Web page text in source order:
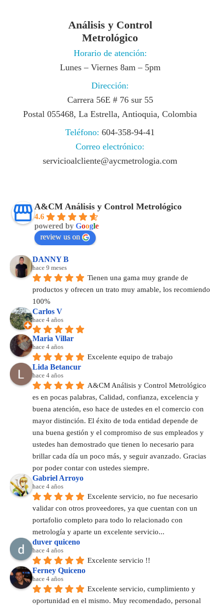
Análisis y Control
Metrológico
Horario de atención:
Lunes – Viernes 8am – 5pm
Dirección:
Carrera 56E # 76 sur 55
Postal 055468, La Estrella, Antioquia, Colombia
Teléfono: 604-358-94-41
Correo electrónico:
servicioalcliente@aycmetrologia.com
A&CM Análisis y Control Metrológico
4.6
powered by Google
review us on
DANNY B
hace 9 meses
Tienen una gama muy grande de
productos y ofrecen un trato muy amable, los recomiendo
100%
Carlos V
hace 4 años
Maria Villar
hace 4 años
Excelente equipo de trabajo
Lida Betancur
hace 4 años
A&CM Análisis y Control Metrológico
es en pocas palabras, Calidad, confianza, excelencia y
buena atención, eso hace de ustedes en el comercio con
mayor distinción. El éxito de toda entidad depende de
una buena gestión y el compromiso de sus empleados y
ustedes han demostrado que tienen lo necesario para
brillar cada día un poco más, y seguir avanzado. Gracias
por poder contar con ustedes siempre.
Gabriel Arroyo
hace 4 años
Excelente servicio, no fue necesario
validar con otros proveedores, ya que cuentan con un
portafolio completo para todo lo relacionado con
metrología y aparte un excelente servicio...
duver quiceno
hace 4 años
Excelente servicio !!
Ferney Quiceno
hace 4 años
Excelente servicio, cumplimiento y
oportunidad en el mismo. Muy recomendado, personal